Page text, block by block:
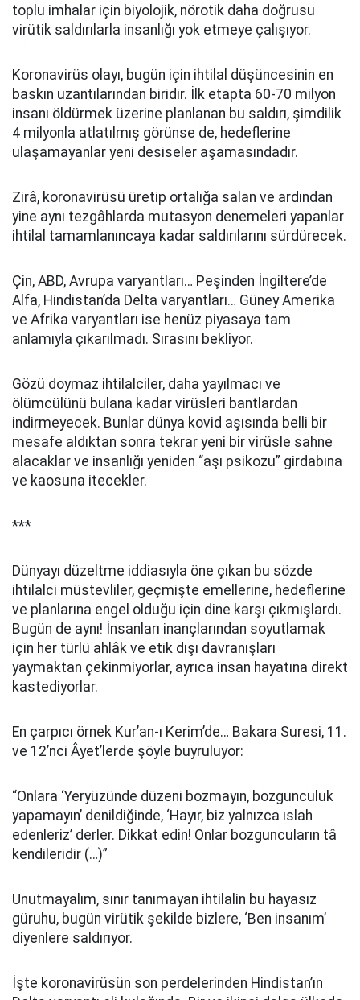
toplu imhalar için biyolojik, nörotik daha doğrusu
virütik saldırılarla insanlığı yok etmeye çalışıyor.
Koronavirüs olayı, bugün için ihtilal düşüncesinin en
baskın uzantılarından biridir. İlk etapta 60-70 milyon
insanı öldürmek üzerine planlanan bu saldırı, şimdilik
4 milyonla atlatılmış görünse de, hedeflerine
ulaşamayanlar yeni desiseler aşamasındadır.
Zirâ, koronavirüsü üretip ortalığa salan ve ardından
yine aynı tezgâhlarda mutasyon denemeleri yapanlar
ihtilal tamamlanıncaya kadar saldırılarını sürdürecek.
Çin, ABD, Avrupa varyantları… Peşinden İngiltere’de
Alfa, Hindistan’da Delta varyantları… Güney Amerika
ve Afrika varyantları ise henüz piyasaya tam
anlamıyla çıkarılmadı. Sırasını bekliyor.
Gözü doymaz ihtilalciler, daha yayılmacı ve
ölümcülünü bulana kadar virüsleri bantlardan
indirmeyecek. Bunlar dünya kovid aşısında belli bir
mesafe aldıktan sonra tekrar yeni bir virüsle sahne
alacaklar ve insanlığı yeniden “aşı psikozu” girdabına
ve kaosuna itecekler.
***
Dünyayı düzeltme iddiasıyla öne çıkan bu sözde
ihtilalci müstevliler, geçmişte emellerine, hedeflerine
ve planlarına engel olduğu için dine karşı çıkmışlardı.
Bugün de aynı! İnsanları inançlarından soyutlamak
için her türlü ahlâk ve etik dışı davranışları
yaymaktan çekinmiyorlar, ayrıca insan hayatına direkt
kastediyorlar.
En çarpıcı örnek Kur’an-ı Kerim’de… Bakara Suresi, 11.
ve 12’nci Âyet’lerde şöyle buyruluyor:
“Onlara ‘Yeryüzünde düzeni bozmayın, bozgunculuk
yapamayın’ denildiğinde, ‘Hayır, biz yalnızca ıslah
edenleriz’ derler. Dikkat edin! Onlar bozguncuların tâ
kendileridir (…)”
Unutmayalım, sınır tanımayan ihtilalin bu hayasız
güruhu, bugün virütik şekilde bizlere, ‘Ben insanım’
diyenlere saldırıyor.
İşte koronavirüsün son perdelerinden Hindistan’ın